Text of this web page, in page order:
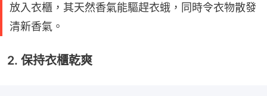
放入衣櫃，其天然香氣能驅趕衣蛾，同時令衣物散發
清新香氣。
2. 保持衣櫃乾爽